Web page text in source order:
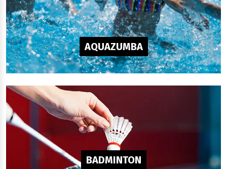
AQUAZUMBA
BADMINTON